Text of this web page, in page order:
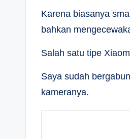
Karena biasanya
bahkan
Salah satu tipe
Saya sudah
kameranya.